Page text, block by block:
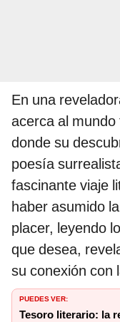
En una
acerca al
donde su
poesía
fascinante viaje
haber asumido
placer, leyendo
que desea,
su conexión con
PUEDES VER:
Tesoro literario: la